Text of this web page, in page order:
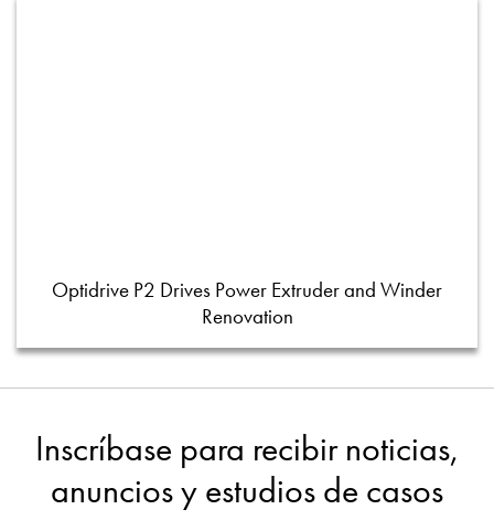
Optidrive P2 Drives Power Extruder and Winder
Renovation
Inscríbase para recibir noticias,
anuncios y estudios de casos